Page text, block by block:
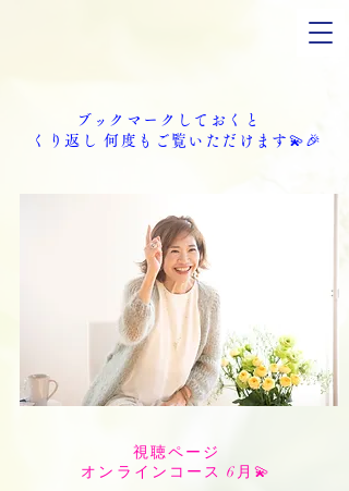
ブックマークしておくと
くり返し 何度もご覧いただけます💫🎉
視聴ページ
オンラインコース 6月💫